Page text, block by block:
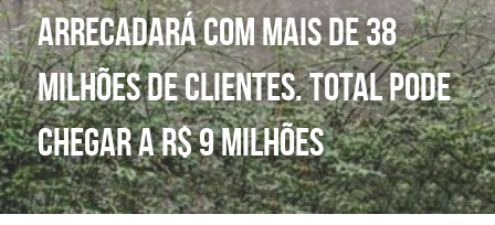
arrecadará com mais de 38
milhões de clientes. Total pode
chegar a R$ 9 milhões